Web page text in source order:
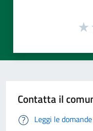
Contatta il
Leggi le